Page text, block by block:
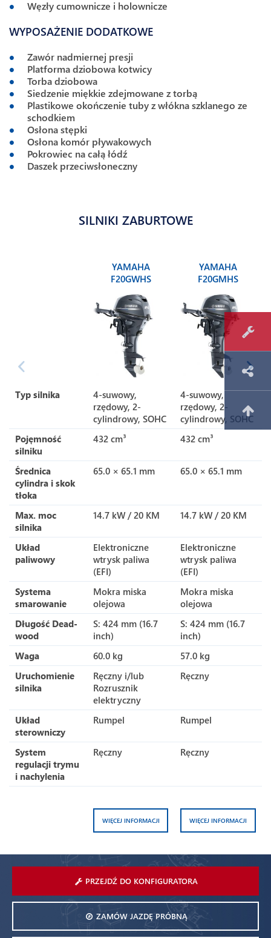
Węzły cumownicze i holownicze
WYPOSAŻENIE DODATKOWE
Zawór nadmiernej presji
Platforma dziobowa kotwicy
Torba dziobowa
Siedzenie miękkie zdejmowane z torbą
Plastikowe okończenie tuby z włókna szklanego ze
schodkiem
Osłona stępki
Osłona komór pływakowych
Pokrowiec na całą łódź
Daszek przeciwsłoneczny
SILNIKI ZABURTOWE
YAMAHA
F20GWHS
YAMAHA
F20GMHS
Typ silnika
4-suwowy,
rzędowy, 2-
cylindrowy, SOHC
4-suwowy,
rzędowy, 2-
cylindrowy, SOHC
Pojęmność
silniku
432 cm³ 432 cm³
Średnica
cylindra i skok
tłoka
65.0 × 65.1 mm 65.0 × 65.1 mm
Max. moc
silnika
14.7 kW / 20 KM 14.7 kW / 20 KM
Układ
paliwowy
Elektroniczne
wtrysk paliwa
(EFI)
Elektroniczne
wtrysk paliwa
(EFI)
Systema
smarowanie
Mokra miska
olejowa
Mokra miska
olejowa
Długość Dead-
wood
S: 424 mm (16.7
inch)
S: 424 mm (16.7
inch)
Waga
60.0 kg
57.0 kg
Uruchomienie
silnika
Ręczny i/lub
Rozrusznik
elektryczny
Ręczny
Układ
sterowniczy
Rumpel Rumpel
System
regulacji trymu
i nachylenia
Ręczny Ręczny
WIĘCEJ INFORMACJI WIĘCEJ INFORMACJI
PRZEJDŹ DO KONFIGURATORA
ZAMÓW JAZDĘ PRÓBNĄ